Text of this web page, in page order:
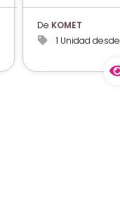
De KOMET
1 Unidad desde